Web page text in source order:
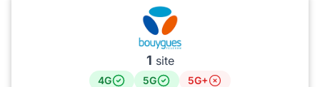
1 site
4G 5G
5G+